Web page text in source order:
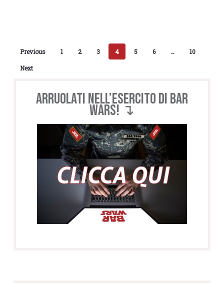
Previous 1 2 3 4 5 6 … 10
Next
Arruolati nell’esercito di BAR
WARS! ↴